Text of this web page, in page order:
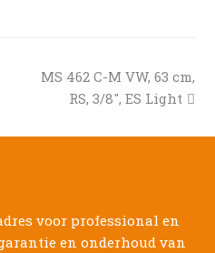
next
post:
MS 462 C-M VW, 63 cm,
RS, 3/8″, ES Light
voor professional en
en onderhoud van